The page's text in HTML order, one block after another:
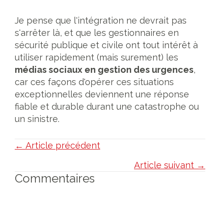
Je pense que l'intégration ne devrait pas
s'arrêter là, et que les gestionnaires en
sécurité publique et civile ont tout intérêt à
utiliser rapidement (mais surement) les
médias sociaux en gestion des urgences,
car ces façons d'opérer ces situations
exceptionnelles deviennent une réponse
fiable et durable durant une catastrophe ou
un sinistre.
Posts
← Article précédent
Article suivant →
Interactions
Commentaires